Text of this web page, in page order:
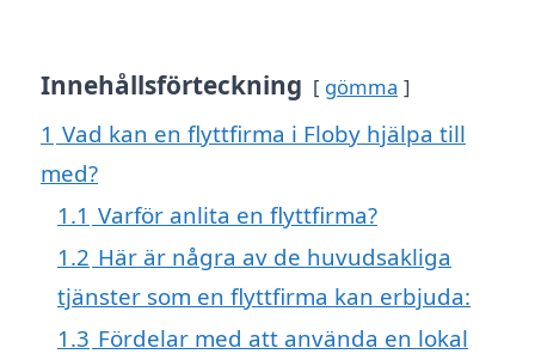
Innehållsförteckning gömma
1 Vad kan en flyttfirma i Floby hjälpa till
med?
1.1 Varför anlita en flyttfirma?
1.2 Här är några av de huvudsakliga
tjänster som en flyttfirma kan erbjuda:
1.3 Fördelar med att använda en lokal